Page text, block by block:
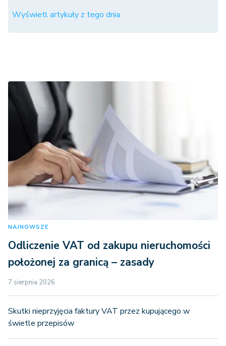
Wyświetl artykuły z tego dnia
NAJNOWSZE
Odliczenie VAT od zakupu nieruchomości
położonej za granicą – zasady
7 sierpnia 2026
Skutki nieprzyjęcia faktury VAT przez kupującego w
świetle przepisów